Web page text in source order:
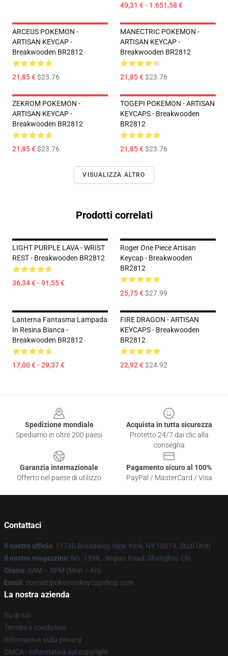
49,31 € - 1.651,58 €
ARCEUS POKEMON -
ARTISAN KEYCAP -
Breakwooden BR2812
21,85 €$23.76
MANECTRIC POKEMON -
ARTISAN KEYCAP -
Breakwooden BR2812
21,85 €$23.76
ZEKROM POKEMON -
ARTISAN KEYCAP -
Breakwooden BR2812
21,85 €$23.76
TOGEPI POKEMON - ARTISAN
KEYCAPS - Breakwooden
BR2812
21,85 €$23.76
VISUALIZZA ALTRO
Prodotti correlati
LIGHT PURPLE LAVA - WRIST
REST - Breakwooden BR2812
36,34 € - 91,55 €
Roger One Piece Artisan
Keycap - Breakwooden
BR2812
25,75 €$27.99
Lanterna Fantasma Lampada
In Resina Bianca -
Breakwooden BR2812
17,00 € - 29,37 €
FIRE DRAGON - ARTISAN
KEYCAPS - Breakwooden
BR2812
22,92 €$24.92
Spedizione mondiale
Spediamo in oltre 200 paesi
Acquista in tutta sicurezza
Protetto 24/7 dai clic alla
consegna
Garanzia internazionale
Offerto nel paese di utilizzo
Pagamento sicuro al 100%
PayPal / MasterCard / Visa
Contattaci
Il nostro ufficio: 11740 Broadway, New York, NY 10019, Stati Uniti
Il nostro magazzino: No. 1398, Jinqiao Road, Shanghai, CN
Orario: 9AM – 5PM (Mon – Fri)
Email : contattipokemonkeycapshop.com
La nostra azienda
Su di noi
Termini e condizioni
Informativa sulla privacy
DMCA - Informativa sul copyright